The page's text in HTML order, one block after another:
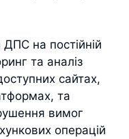
на постійній
та аналіз
сайтах,
та
вимог
операцій